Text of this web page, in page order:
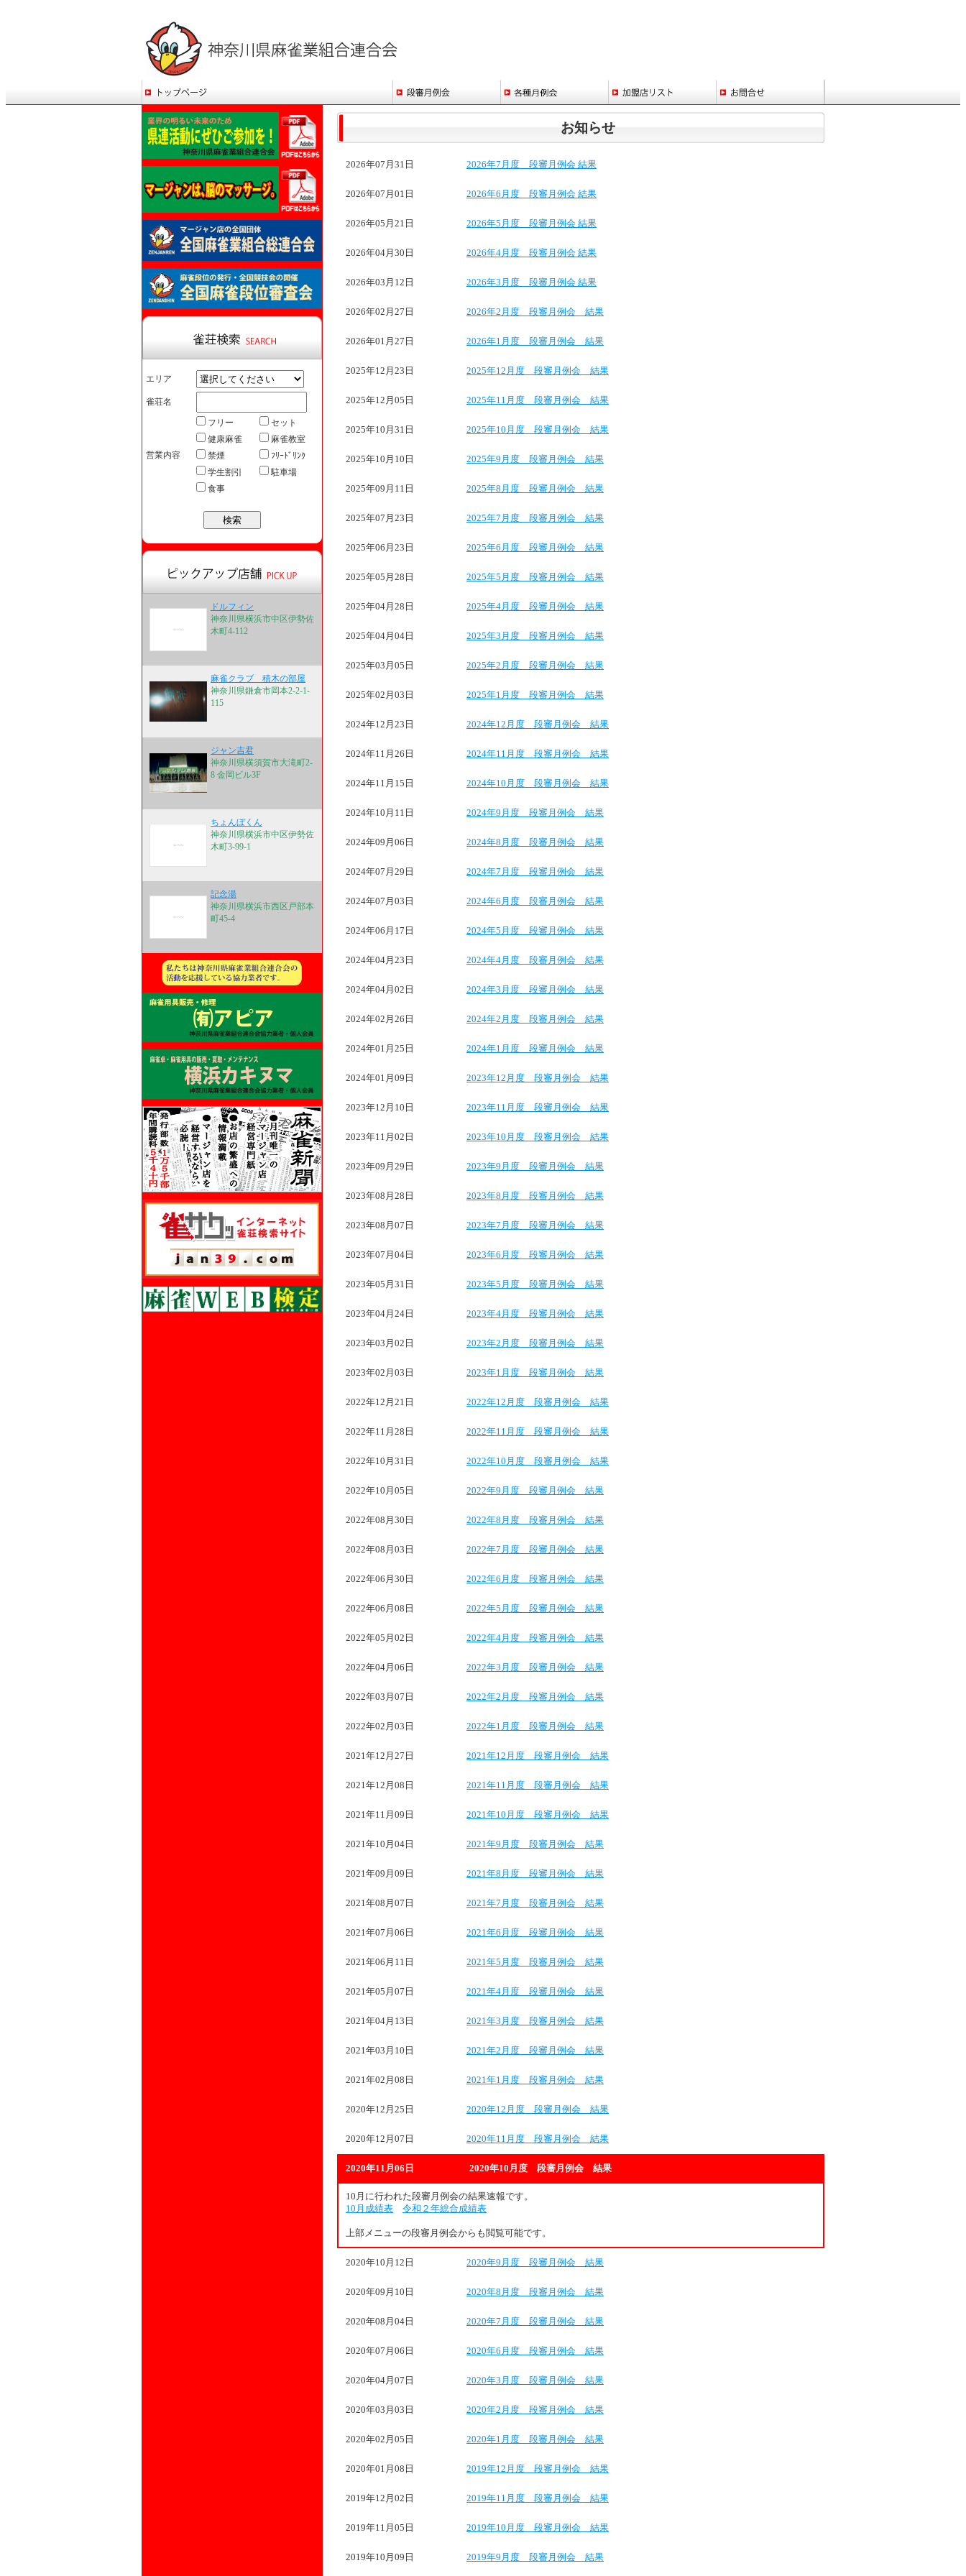
エリア
雀荘名
営業内容
フリー
セット
健康麻雀
麻雀教室
禁煙
ﾌﾘｰﾄﾞﾘﾝｸ
学生割引
駐車場
食事
ドルフィン
神奈川県横浜市中区伊勢佐
木町4-112
麻雀クラブ 積木の部屋
神奈川県鎌倉市岡本2-2-1-
115
ジャン吉君
神奈川県横須賀市大滝町2-
8 金岡ビル3F
ちょんぼくん
神奈川県横浜市中区伊勢佐
木町3-99-1
記念湯
神奈川県横浜市西区戸部本
町45-4
お知らせ
2026年07月31日 2026年7月度 段審月例会 結果
2026年07月01日 2026年6月度 段審月例会 結果
2026年05月21日 2026年5月度 段審月例会 結果
2026年04月30日 2026年4月度 段審月例会 結果
2026年03月12日 2026年3月度 段審月例会 結果
2026年02月27日 2026年2月度 段審月例会 結果
2026年01月27日 2026年1月度 段審月例会 結果
2025年12月23日 2025年12月度 段審月例会 結果
2025年12月05日 2025年11月度 段審月例会 結果
2025年10月31日 2025年10月度 段審月例会 結果
2025年10月10日 2025年9月度 段審月例会 結果
2025年09月11日 2025年8月度 段審月例会 結果
2025年07月23日 2025年7月度 段審月例会 結果
2025年06月23日 2025年6月度 段審月例会 結果
2025年05月28日 2025年5月度 段審月例会 結果
2025年04月28日 2025年4月度 段審月例会 結果
2025年04月04日 2025年3月度 段審月例会 結果
2025年03月05日 2025年2月度 段審月例会 結果
2025年02月03日 2025年1月度 段審月例会 結果
2024年12月23日 2024年12月度 段審月例会 結果
2024年11月26日 2024年11月度 段審月例会 結果
2024年11月15日 2024年10月度 段審月例会 結果
2024年10月11日 2024年9月度 段審月例会 結果
2024年09月06日 2024年8月度 段審月例会 結果
2024年07月29日 2024年7月度 段審月例会 結果
2024年07月03日 2024年6月度 段審月例会 結果
2024年06月17日 2024年5月度 段審月例会 結果
2024年04月23日 2024年4月度 段審月例会 結果
2024年04月02日 2024年3月度 段審月例会 結果
2024年02月26日 2024年2月度 段審月例会 結果
2024年01月25日 2024年1月度 段審月例会 結果
2024年01月09日 2023年12月度 段審月例会 結果
2023年12月10日 2023年11月度 段審月例会 結果
2023年11月02日 2023年10月度 段審月例会 結果
2023年09月29日 2023年9月度 段審月例会 結果
2023年08月28日 2023年8月度 段審月例会 結果
2023年08月07日 2023年7月度 段審月例会 結果
2023年07月04日 2023年6月度 段審月例会 結果
2023年05月31日 2023年5月度 段審月例会 結果
2023年04月24日 2023年4月度 段審月例会 結果
2023年03月02日 2023年2月度 段審月例会 結果
2023年02月03日 2023年1月度 段審月例会 結果
2022年12月21日 2022年12月度 段審月例会 結果
2022年11月28日 2022年11月度 段審月例会 結果
2022年10月31日 2022年10月度 段審月例会 結果
2022年10月05日 2022年9月度 段審月例会 結果
2022年08月30日 2022年8月度 段審月例会 結果
2022年08月03日 2022年7月度 段審月例会 結果
2022年06月30日 2022年6月度 段審月例会 結果
2022年06月08日 2022年5月度 段審月例会 結果
2022年05月02日 2022年4月度 段審月例会 結果
2022年04月06日 2022年3月度 段審月例会 結果
2022年03月07日 2022年2月度 段審月例会 結果
2022年02月03日 2022年1月度 段審月例会 結果
2021年12月27日 2021年12月度 段審月例会 結果
2021年12月08日 2021年11月度 段審月例会 結果
2021年11月09日 2021年10月度 段審月例会 結果
2021年10月04日 2021年9月度 段審月例会 結果
2021年09月09日 2021年8月度 段審月例会 結果
2021年08月07日 2021年7月度 段審月例会 結果
2021年07月06日 2021年6月度 段審月例会 結果
2021年06月11日 2021年5月度 段審月例会 結果
2021年05月07日 2021年4月度 段審月例会 結果
2021年04月13日 2021年3月度 段審月例会 結果
2021年03月10日 2021年2月度 段審月例会 結果
2021年02月08日 2021年1月度 段審月例会 結果
2020年12月25日 2020年12月度 段審月例会 結果
2020年12月07日 2020年11月度 段審月例会 結果
2020年11月06日 2020年10月度 段審月例会 結果
10月に行われた段審月例会の結果速報です。
10月成績表
令和２年総合成績表
上部メニューの段審月例会からも閲覧可能です。
2020年10月12日 2020年9月度 段審月例会 結果
2020年09月10日 2020年8月度 段審月例会 結果
2020年08月04日 2020年7月度 段審月例会 結果
2020年07月06日 2020年6月度 段審月例会 結果
2020年04月07日 2020年3月度 段審月例会 結果
2020年03月03日 2020年2月度 段審月例会 結果
2020年02月05日 2020年1月度 段審月例会 結果
2020年01月08日 2019年12月度 段審月例会 結果
2019年12月02日 2019年11月度 段審月例会 結果
2019年11月05日 2019年10月度 段審月例会 結果
2019年10月09日 2019年9月度 段審月例会 結果